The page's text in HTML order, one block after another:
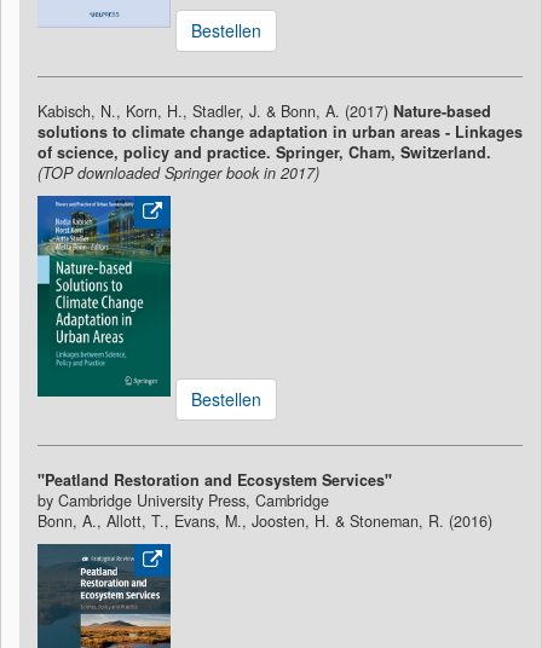
Bestellen
Kabisch, N., Korn, H., Stadler, J. & Bonn, A. (2017) Nature-based
solutions to climate change adaptation in urban areas - Linkages
of science, policy and practice. Springer, Cham, Switzerland.
(TOP downloaded Springer book in 2017)
Bestellen
"Peatland Restoration and Ecosystem Services"
by Cambridge University Press, Cambridge
Bonn, A., Allott, T., Evans, M., Joosten, H. & Stoneman, R. (2016)